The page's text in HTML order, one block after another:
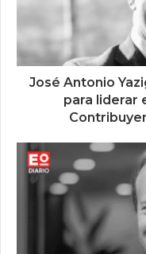
José Antonio
para liderar